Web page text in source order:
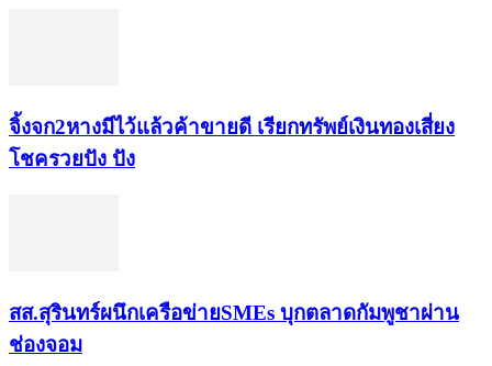
จิ้งจก​2​หาง​มีไว้แล้ว​ค้าขาย​ดี​ เรียก​ทรัพย์เงินทอง​เสี่ยง
โชค​รวยปัง​ ปัง​
สส.สุรินทร์ผนึกเครือข่ายSMEs บุกตลาดกัมพูชาผ่าน
ช่องจอม